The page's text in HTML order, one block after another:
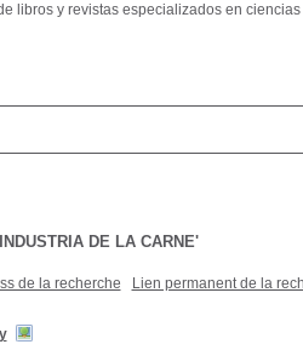
DE LA CARNE'
de la recherche Lien permanent de la
libros y revistas especializados en